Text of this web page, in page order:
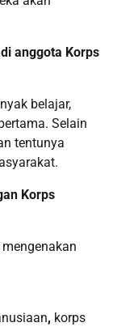
anggota Korps
belajar,
Selain
tentunya
Korps
, korps